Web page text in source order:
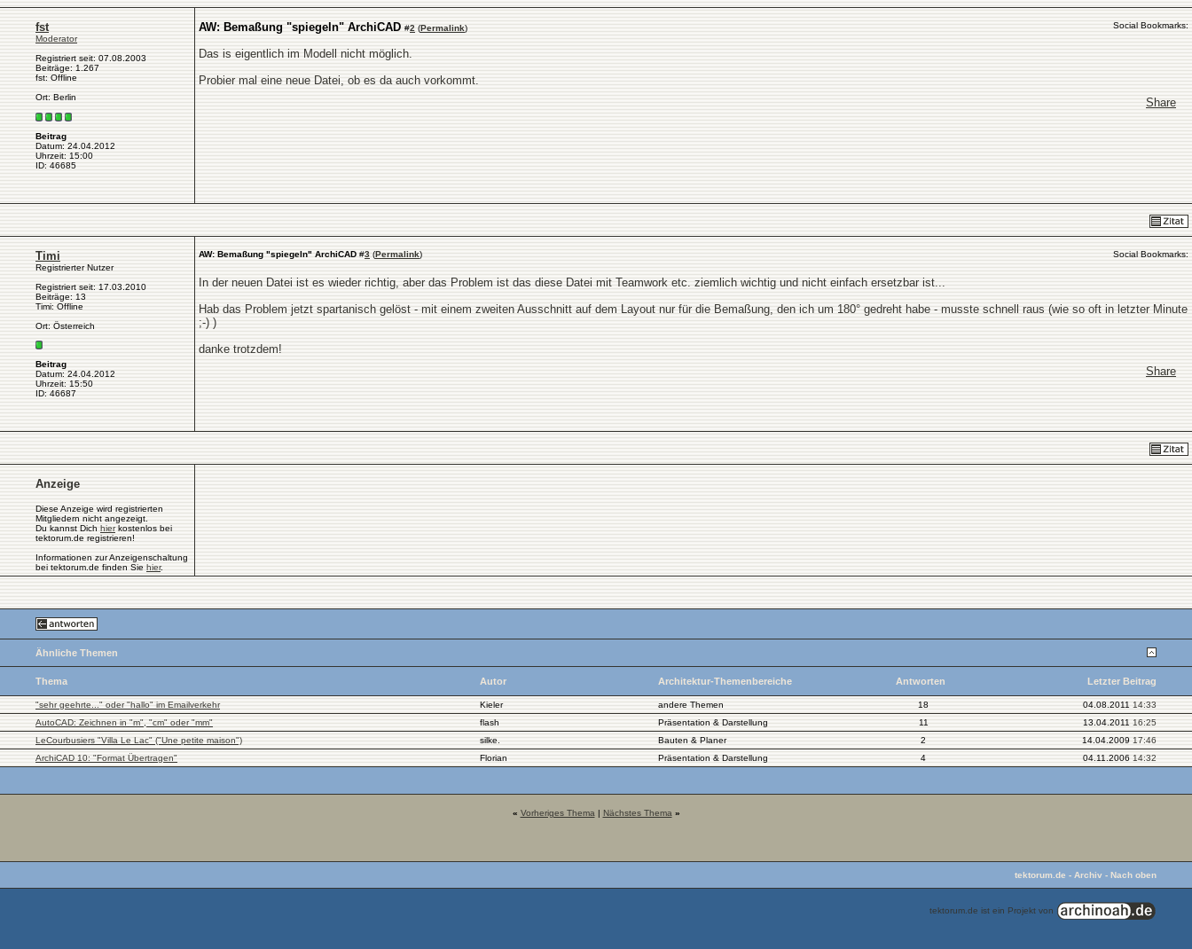
fst
Moderator
Registriert seit: 07.08.2003
Beiträge: 1.267
fst: Offline
Ort: Berlin
Beitrag
Datum: 24.04.2012
Uhrzeit: 15:00
ID: 46685
AW: Bemaßung "spiegeln" ArchiCAD #2 (Permalink) Social Bookmarks:
Das is eigentlich im Modell nicht möglich.
Probier mal eine neue Datei, ob es da auch vorkommt.
Share
Timi
Registrierter Nutzer
Registriert seit: 17.03.2010
Beiträge: 13
Timi: Offline
Ort: Österreich
Beitrag
Datum: 24.04.2012
Uhrzeit: 15:50
ID: 46687
AW: Bemaßung "spiegeln" ArchiCAD #3 (Permalink) Social Bookmarks:
In der neuen Datei ist es wieder richtig, aber das Problem ist das diese Datei mit Teamwork etc. ziemlich wichtig und nicht einfach ersetzbar ist...
Hab das Problem jetzt spartanisch gelöst - mit einem zweiten Ausschnitt auf dem Layout nur für die Bemaßung, den ich um 180° gedreht habe - musste schnell raus (wie so oft in letzter Minute
;-) )
danke trotzdem!
Share
Anzeige
Diese Anzeige wird registrierten
Mitgliedern nicht angezeigt.
Du kannst Dich hierkostenlos bei
tektorum.de registrieren!
Informationen zur Anzeigenschaltung
bei tektorum.de finden Sie hier.
Ähnliche Themen
Thema Autor Architektur-Themenbereiche Antworten Letzter Beitrag
"sehr geehrte..." oder "hallo" im Emailverkehr Kieler andere Themen 18 04.08.2011 14:33
AutoCAD: Zeichnen in "m", "cm" oder "mm"
flash Präsentation & Darstellung 11 13.04.2011 16:25
LeCourbusiers "Villa Le Lac" ("Une petite maison")
silke. Bauten & Planer 2 14.04.2009 17:46
ArchiCAD 10: "Format Übertragen"
Florian Präsentation & Darstellung 4 04.11.2006 14:32
« Vorheriges Thema | Nächstes Thema »
tektorum.de - Archiv - Nach oben
tektorum.de ist ein Projekt von